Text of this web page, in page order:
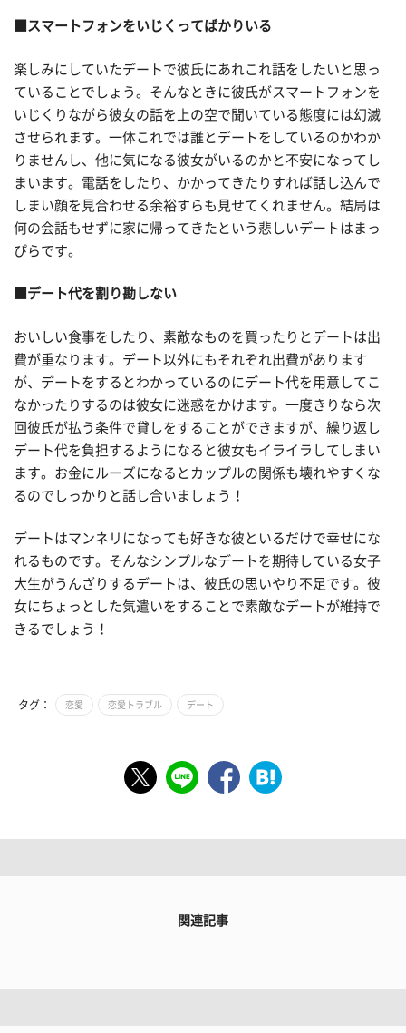
■スマートフォンをいじくってばかりいる
楽しみにしていたデートで彼氏にあれこれ話をしたいと思っ
ていることでしょう。そんなときに彼氏がスマートフォンを
いじくりながら彼女の話を上の空で聞いている態度には幻滅
させられます。一体これでは誰とデートをしているのかわか
りませんし、他に気になる彼女がいるのかと不安になってし
まいます。電話をしたり、かかってきたりすれば話し込んで
しまい顔を見合わせる余裕すらも見せてくれません。結局は
何の会話もせずに家に帰ってきたという悲しいデートはまっ
ぴらです。
■デート代を割り勘しない
おいしい食事をしたり、素敵なものを買ったりとデートは出
費が重なります。デート以外にもそれぞれ出費があります
が、デートをするとわかっているのにデート代を用意してこ
なかったりするのは彼女に迷惑をかけます。一度きりなら次
回彼氏が払う条件で貸しをすることができますが、繰り返し
デート代を負担するようになると彼女もイライラしてしまい
ます。お金にルーズになるとカップルの関係も壊れやすくな
るのでしっかりと話し合いましょう！
デートはマンネリになっても好きな彼といるだけで幸せにな
れるものです。そんなシンプルなデートを期待している女子
大生がうんざりするデートは、彼氏の思いやり不足です。彼
女にちょっとした気遣いをすることで素敵なデートが維持で
きるでしょう！
タグ： 恋愛 恋愛トラブル デート
関連記事